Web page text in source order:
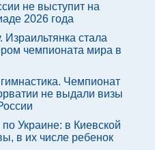
не выступит на
2026 года
Израильтянка стала
чемпионата мира в
Чемпионат
не выдали визы
Украине: в Киевской
в их числе ребенок